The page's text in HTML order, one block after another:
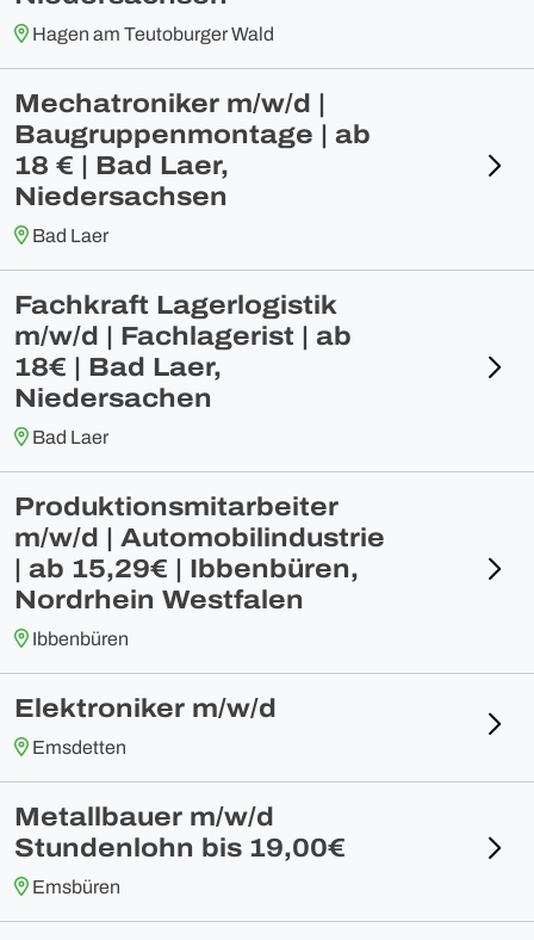
Hagen am Teutoburger Wald
Mechatroniker m/w/d |
Baugruppenmontage | ab
18 € | Bad Laer,
Niedersachsen
Bad Laer
Fachkraft Lagerlogistik
m/w/d | Fachlagerist | ab
18€ | Bad Laer,
Niedersachen
Bad Laer
Produktionsmitarbeiter
m/w/d | Automobilindustrie
| ab 15,29€ | Ibbenbüren,
Nordrhein Westfalen
Ibbenbüren
Elektroniker m/w/d
Emsdetten
Metallbauer m/w/d
Stundenlohn bis 19,00€
Emsbüren